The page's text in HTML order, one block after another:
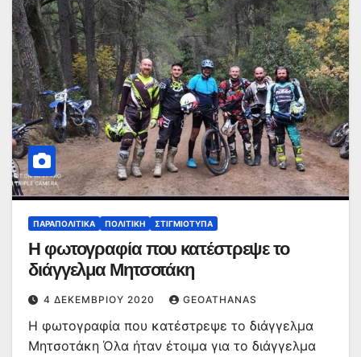
ΠΑΡΑΠΟΛΙΤΙΚΆ ΠΟΛΙΤΙΚΉ ΣΤΙΓΜΙΌΤΥΠΑ
Η φωτογραφία που κατέστρεψε το
διάγγελμα Μητσοτάκη
4 ΔΕΚΕΜΒΡΊΟΥ 2020 GEOATHANAS
Η φωτογραφία που κατέστρεψε το διάγγελμα
Μητσοτάκη Όλα ήταν έτοιμα για το διάγγελμα